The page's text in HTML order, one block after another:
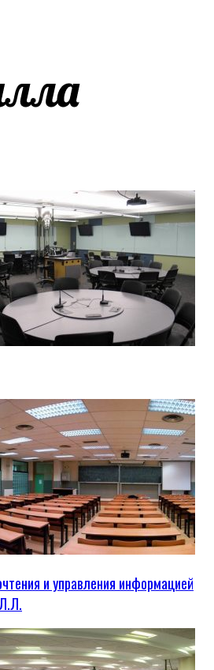
и управления информацией